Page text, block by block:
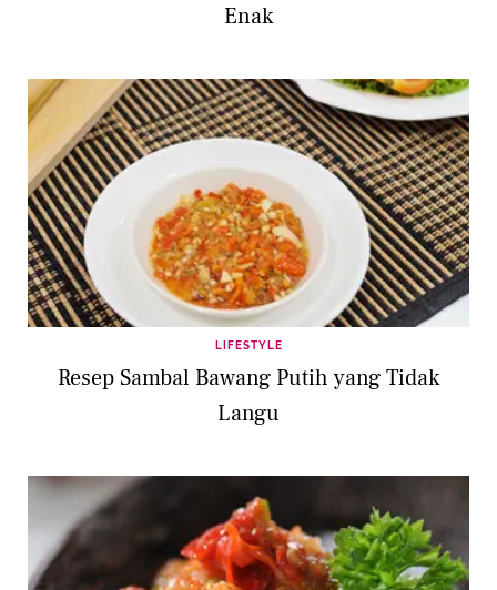
Enak
LIFESTYLE
Resep Sambal Bawang Putih yang Tidak
Langu